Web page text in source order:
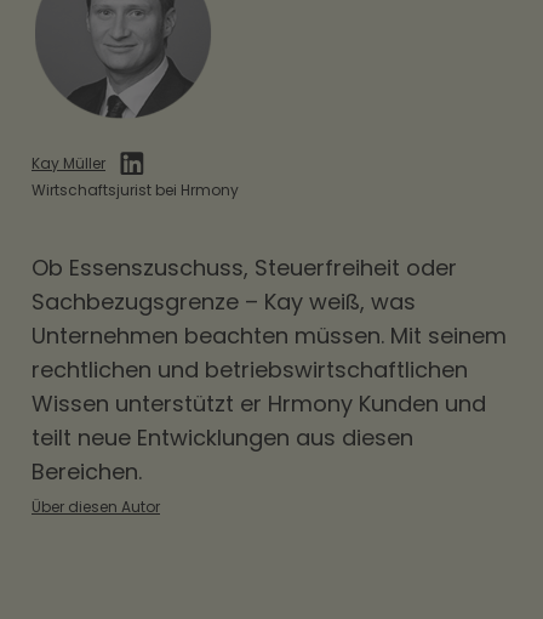
Kay Müller
Wirtschaftsjurist bei Hrmony
Ob Essenszuschuss, Steuerfreiheit oder
Sachbezugsgrenze – Kay weiß, was
Unternehmen beachten müssen. Mit seinem
rechtlichen und betriebswirtschaftlichen
Wissen unterstützt er Hrmony Kunden und
teilt neue Entwicklungen aus diesen
Bereichen.
Über diesen Autor